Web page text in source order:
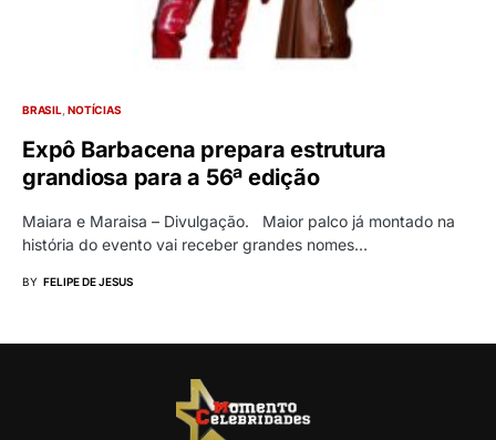
BRASIL NOTÍCIAS
Expô Barbacena prepara estrutura
grandiosa para a 56ª edição
Maiara e Maraisa – Divulgação. Maior palco já montado na
história do evento vai receber grandes nomes…
BY FELIPE DE JESUS